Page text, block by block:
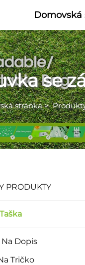
Domovská
se
stránka>
PRODUKTY
Dopis
Tričko